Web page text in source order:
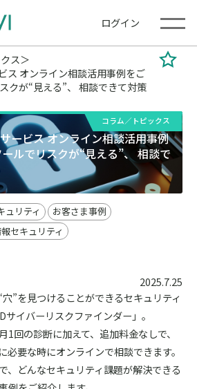
ログイン
ス
ス オンライン相談活用事例をご
クが“見える”、 相談できて対策
コラム／トピックス
ービス オンライン相談活用事例
ルでリスクが“見える”、 相談で
ュリティ
お客さま事例
セキュリティ
2025.7.25
”を見つけることができるセキュリティ
イバーリスクファインダー」。
1回の診断に加えて、追加料金なしで、
必要な時にオンラインで相談できます。
、どんなセキュリティ課題が解決できる